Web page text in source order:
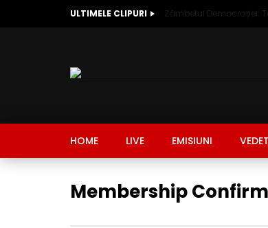
ULTIMELE CLIPURI
HOME LIVE EMISIUNI
Membership